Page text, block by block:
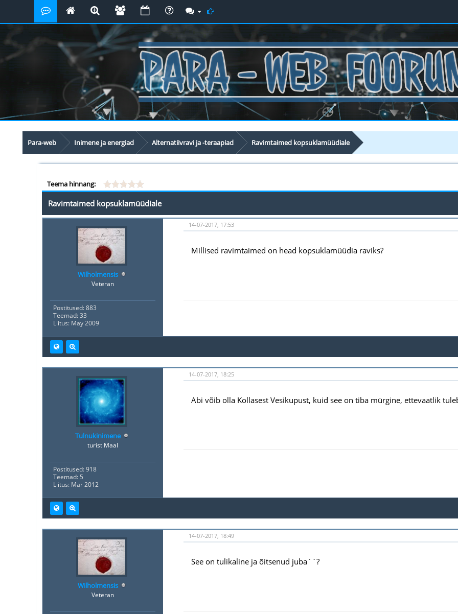
Para-web Inimene ja energiad Alternatiivravi ja -teraapiad Ravimtaimed kopsuklamüüdiale
Teema hinnang:
Ravimtaimed kopsuklamüüdiale
Wilholmensis
Veteran
Postitused: 883
Teemad: 33
Liitus: May 2009
14-07-2017, 17:53
Millised ravimtaimed on head kopsuklamüüdia raviks?
Tulnukinimene
turist Maal
Postitused: 918
Teemad: 5
Liitus: Mar 2012
14-07-2017, 18:25
Abi võib olla Kollasest Vesikupust, kuid see on tiba mürgine, ettevaatlik
Wilholmensis
Veteran
14-07-2017, 18:49
See on tulikaline ja õitsenud juba``?